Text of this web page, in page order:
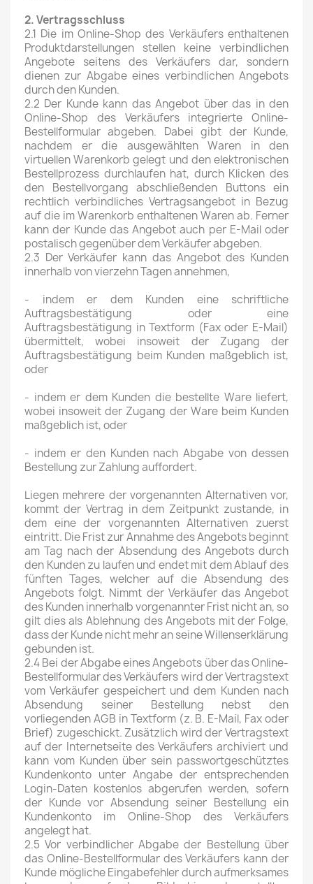
2. Vertragsschluss
2.1 Die im Online-Shop des Verkäufers enthaltenen
Produktdarstellungen stellen keine verbindlichen
Angebote seitens des Verkäufers dar, sondern
dienen zur Abgabe eines verbindlichen Angebots
durch den Kunden.
2.2 Der Kunde kann das Angebot über das in den
Online-Shop des Verkäufers integrierte Online-
Bestellformular abgeben. Dabei gibt der Kunde,
nachdem er die ausgewählten Waren in den
virtuellen Warenkorb gelegt und den elektronischen
Bestellprozess durchlaufen hat, durch Klicken des
den Bestellvorgang abschließenden Buttons ein
rechtlich verbindliches Vertragsangebot in Bezug
auf die im Warenkorb enthaltenen Waren ab. Ferner
kann der Kunde das Angebot auch per E-Mail oder
postalisch gegenüber dem Verkäufer abgeben.
2.3 Der Verkäufer kann das Angebot des Kunden
innerhalb von vierzehn Tagen annehmen,
- indem er dem Kunden eine schriftliche
Auftragsbestätigung oder eine
Auftragsbestätigung in Textform (Fax oder E-Mail)
übermittelt, wobei insoweit der Zugang der
Auftragsbestätigung beim Kunden maßgeblich ist,
oder
- indem er dem Kunden die bestellte Ware liefert,
wobei insoweit der Zugang der Ware beim Kunden
maßgeblich ist, oder
- indem er den Kunden nach Abgabe von dessen
Bestellung zur Zahlung auffordert.
Liegen mehrere der vorgenannten Alternativen vor,
kommt der Vertrag in dem Zeitpunkt zustande, in
dem eine der vorgenannten Alternativen zuerst
eintritt. Die Frist zur Annahme des Angebots beginnt
am Tag nach der Absendung des Angebots durch
den Kunden zu laufen und endet mit dem Ablauf des
fünften Tages, welcher auf die Absendung des
Angebots folgt. Nimmt der Verkäufer das Angebot
des Kunden innerhalb vorgenannter Frist nicht an, so
gilt dies als Ablehnung des Angebots mit der Folge,
dass der Kunde nicht mehr an seine Willenserklärung
gebunden ist.
2.4 Bei der Abgabe eines Angebots über das Online-
Bestellformular des Verkäufers wird der Vertragstext
vom Verkäufer gespeichert und dem Kunden nach
Absendung seiner Bestellung nebst den
vorliegenden AGB in Textform (z. B. E-Mail, Fax oder
Brief) zugeschickt. Zusätzlich wird der Vertragstext
auf der Internetseite des Verkäufers archiviert und
kann vom Kunden über sein passwortgeschütztes
Kundenkonto unter Angabe der entsprechenden
Login-Daten kostenlos abgerufen werden, sofern
der Kunde vor Absendung seiner Bestellung ein
Kundenkonto im Online-Shop des Verkäufers
angelegt hat.
2.5 Vor verbindlicher Abgabe der Bestellung über
das Online-Bestellformular des Verkäufers kann der
Kunde mögliche Eingabefehler durch aufmerksames